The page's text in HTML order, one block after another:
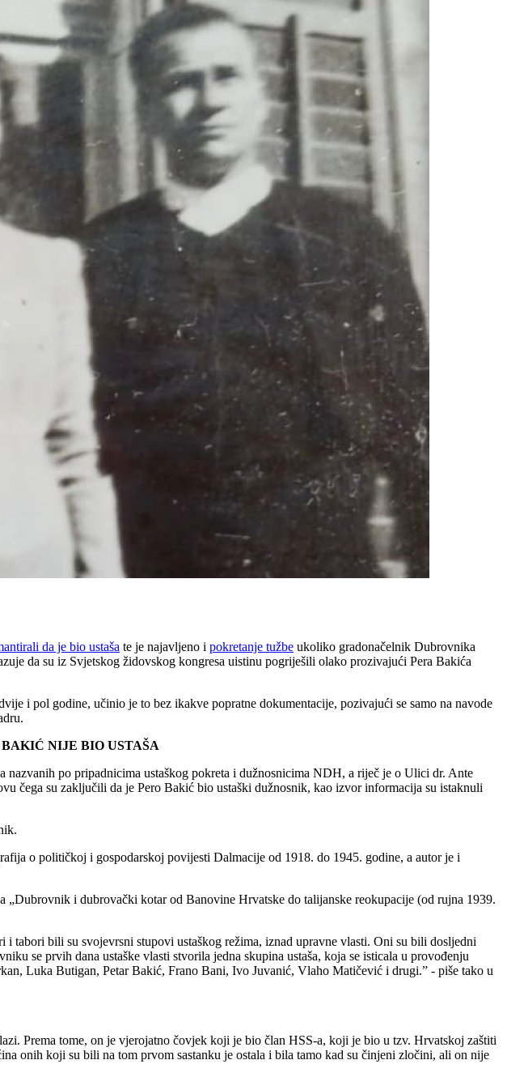
da je bio ustaša te je najavljeno i pokretanje tužbe ukoliko gradonačelnik Dubrovnika
da su iz Svjetskog židovskog kongresa uistinu pogriješili olako prozivajući Pera Bakića
i pol godine, učinio je to bez ikakve popratne dokumentacije, pozivajući se samo na navode
NIJE BIO USTAŠA
po pripadnicima ustaškog pokreta i dužnosnicima NDH, a riječ je o Ulici dr. Ante
čega su zaključili da je Pero Bakić bio ustaški dužnosnik, kao izvor informacija su istaknuli
o političkoj i gospodarskoj povijesti Dalmacije od 1918. do 1945. godine, a autor je i
i dubrovački kotar od Banovine Hrvatske do talijanske reokupacije (od rujna 1939.
tabori bili su svojevrsni stupovi ustaškog režima, iznad upravne vlasti. Oni su bili dosljedni
se prvih dana ustaške vlasti stvorila jedna skupina ustaša, koja se isticala u provođenju
Luka Butigan, Petar Bakić, Frano Bani, Ivo Juvanić, Vlaho Matičević i drugi.” - piše tako u
Prema tome, on je vjerojatno čovjek koji je bio član HSS-a, koji je bio u tzv. Hrvatskoj zaštiti
onih koji su bili na tom prvom sastanku je ostala i bila tamo kad su činjeni zločini, ali on nije